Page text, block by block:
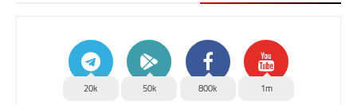
1m
800k
50k
20k